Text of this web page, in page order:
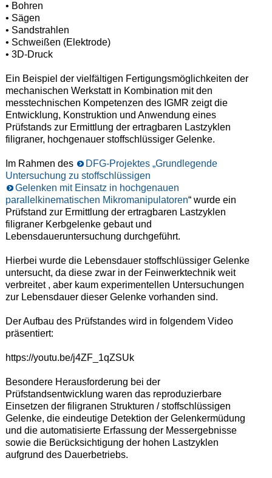
• Bohren
• Sägen
• Sandstrahlen
• Schweißen (Elektrode)
• 3D-Druck
Ein Beispiel der vielfältigen Fertigungsmöglichkeiten der
mechanischen Werkstatt in Kombination mit den
messtechnischen Kompetenzen des IGMR zeigt die
Entwicklung, Konstruktion und Anwendung eines
Prüfstands zur Ermittlung der ertragbaren Lastzyklen
filigraner, hochgenauer stoffschlüssiger Gelenke.
Im Rahmen des
DFG-Projektes „Grundlegende
Untersuchung zu stoffschlüssigen
Gelenken mit Einsatz in hochgenauen
parallelkinematischen Mikromanipulatoren“ wurde ein
Prüfstand zur Ermittlung der ertragbaren Lastzyklen
filigraner Kerbgelenke gebaut und
Lebensdaueruntersuchung durchgeführt.
Hierbei wurde die Lebensdauer stoffschlüssiger Gelenke
untersucht, da diese zwar in der Feinwerktechnik weit
verbreitet , aber kaum experimentellen Untersuchungen
zur Lebensdauer dieser Gelenke vorhanden sind.
Der Aufbau des Prüfstandes wird in folgendem Video
präsentiert:
https://youtu.be/j4ZF_1qZSUk
Besondere Herausforderung bei der
Prüfstandsentwicklung waren das reproduzierbare
Einsetzen der filigranen Strukturen / stoffschlüssigen
Gelenke, die eindeutige Detektion der Gelenkermüdung
und die automatisierte Erfassung der Messergebnisse
sowie die Berücksichtigung der hohen Lastzyklen
aufgrund des Dauerbetriebs.